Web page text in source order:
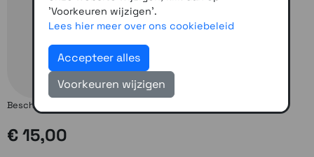
Beschermrand voor de Edge 530, in diverse kleuren verkrijgbaar
€ 15,00
'Voorkeuren wijzigen'.
Lees hier meer over ons cookiebeleid
Accepteer alles
Voorkeuren wijzigen